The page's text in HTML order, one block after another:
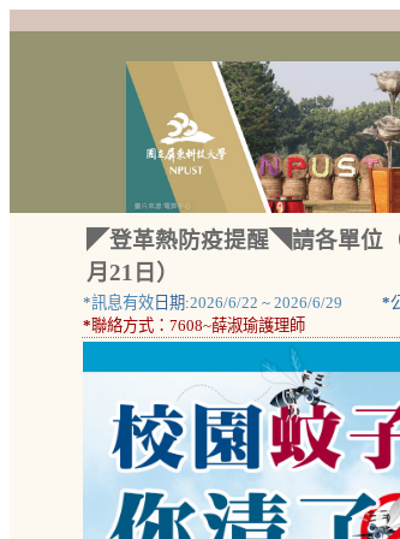
◤登革熱防疫提醒◥請各單位
月21日）
*訊息有效日期:2026/6/22 ~ 2026/6/29 *
*聯絡方式： 7608~薛淑瑜護理師